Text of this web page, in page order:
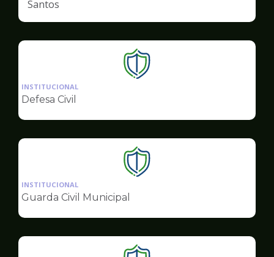
Santos
Ilustração
da
Segurança
INSTITUCIONAL
Defesa Civil
Ilustração
da
Segurança
INSTITUCIONAL
Guarda Civil Municipal